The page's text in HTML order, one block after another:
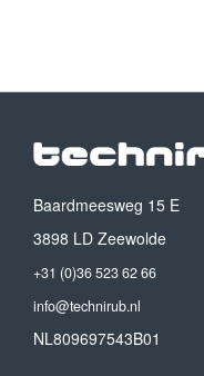
Baardmeesweg 15 E
3898 LD Zeewolde
+31 (0)36 523 62 66
info@technirub.nl
NL809697543B01